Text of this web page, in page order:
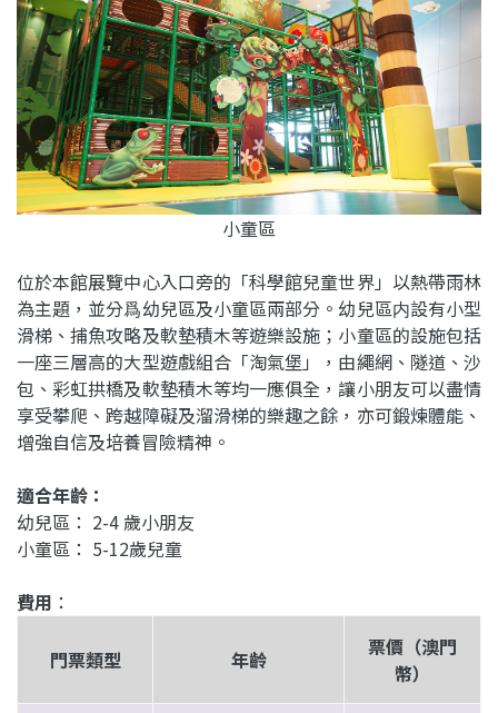
小童區
位於本館展覽中心入口旁的「科學館兒童世界」以熱帶雨林
為主題，並分爲幼兒區及小童區兩部分。幼兒區内設有小型
滑梯、捕魚攻略及軟墊積木等遊樂設施；小童區的設施包括
一座三層高的大型遊戲組合「淘氣堡」，由繩網、隧道、沙
包、彩虹拱橋及軟墊積木等均一應俱全，讓小朋友可以盡情
享受攀爬、跨越障礙及溜滑梯的樂趣之餘，亦可鍛煉體能、
增強自信及培養冒險精神。
適合年齡：
幼兒區： 2-4 歲小朋友
小童區： 5-12歲兒童
費用 ：
門票類型 年齡
票價（澳門
幣）